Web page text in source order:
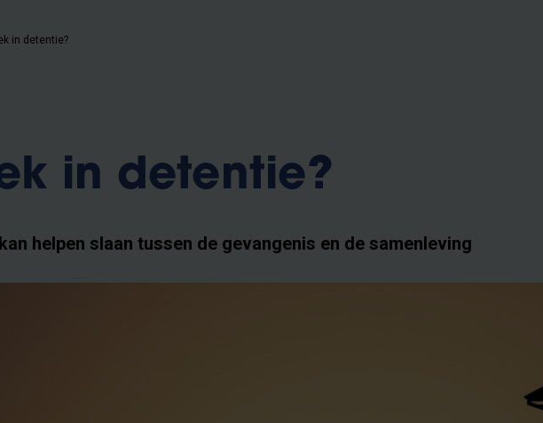
in detentie?
in detentie?
helpen slaan tussen de gevangenis en de samenleving